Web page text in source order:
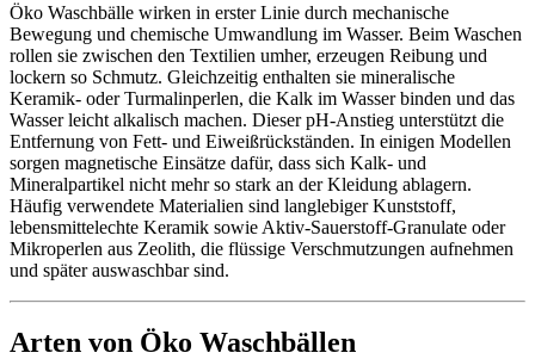
Öko Waschbälle wirken in erster Linie durch mechanische
Bewegung und chemische Umwandlung im Wasser. Beim Waschen
rollen sie zwischen den Textilien umher, erzeugen Reibung und
lockern so Schmutz. Gleichzeitig enthalten sie mineralische
Keramik- oder Turmalinperlen, die Kalk im Wasser binden und das
Wasser leicht alkalisch machen. Dieser pH-Anstieg unterstützt die
Entfernung von Fett- und Eiweißrückständen. In einigen Modellen
sorgen magnetische Einsätze dafür, dass sich Kalk- und
Mineralpartikel nicht mehr so stark an der Kleidung ablagern.
Häufig verwendete Materialien sind langlebiger Kunststoff,
lebensmittelechte Keramik sowie Aktiv-Sauerstoff-Granulate oder
Mikroperlen aus Zeolith, die flüssige Verschmutzungen aufnehmen
und später auswaschbar sind.
Arten von Öko Waschbällen